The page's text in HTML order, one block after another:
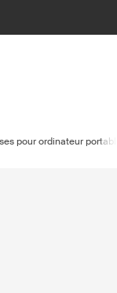
pour ordinateur